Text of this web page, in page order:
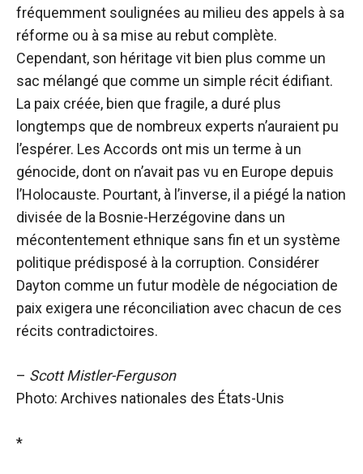
fréquemment soulignées au milieu des appels à sa
réforme ou à sa mise au rebut complète.
Cependant, son héritage vit bien plus comme un
sac mélangé que comme un simple récit édifiant.
La paix créée, bien que fragile, a duré plus
longtemps que de nombreux experts n’auraient pu
l’espérer. Les Accords ont mis un terme à un
génocide, dont on n’avait pas vu en Europe depuis
l’Holocauste. Pourtant, à l’inverse, il a piégé la nation
divisée de la Bosnie-Herzégovine dans un
mécontentement ethnique sans fin et un système
politique prédisposé à la corruption. Considérer
Dayton comme un futur modèle de négociation de
paix exigera une réconciliation avec chacun de ces
récits contradictoires.
– Scott Mistler-Ferguson
Photo: Archives nationales des États-Unis
*